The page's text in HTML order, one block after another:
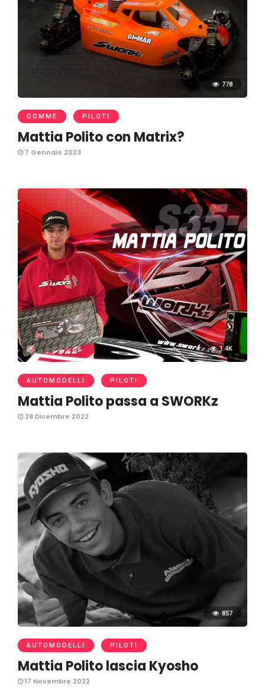
778
GOMME PILOTI
Mattia Polito con Matrix?
7 Gennaio 2023
1.4K
AUTOMODELLI PILOTI
Mattia Polito passa a SWORKz
28 Dicembre 2022
857
AUTOMODELLI PILOTI
Mattia Polito lascia Kyosho
17 Novembre 2022